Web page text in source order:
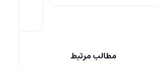
مطالب مرتبط